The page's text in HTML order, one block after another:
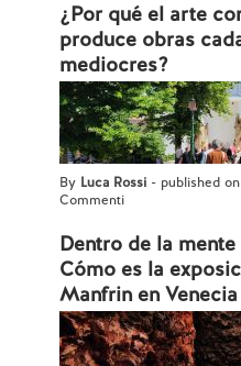
¿Por qué el arte
produce obras
mediocres?
By Luca Rossi - published
Commenti
Dentro de la
Cómo es la
Manfrin en Venecia